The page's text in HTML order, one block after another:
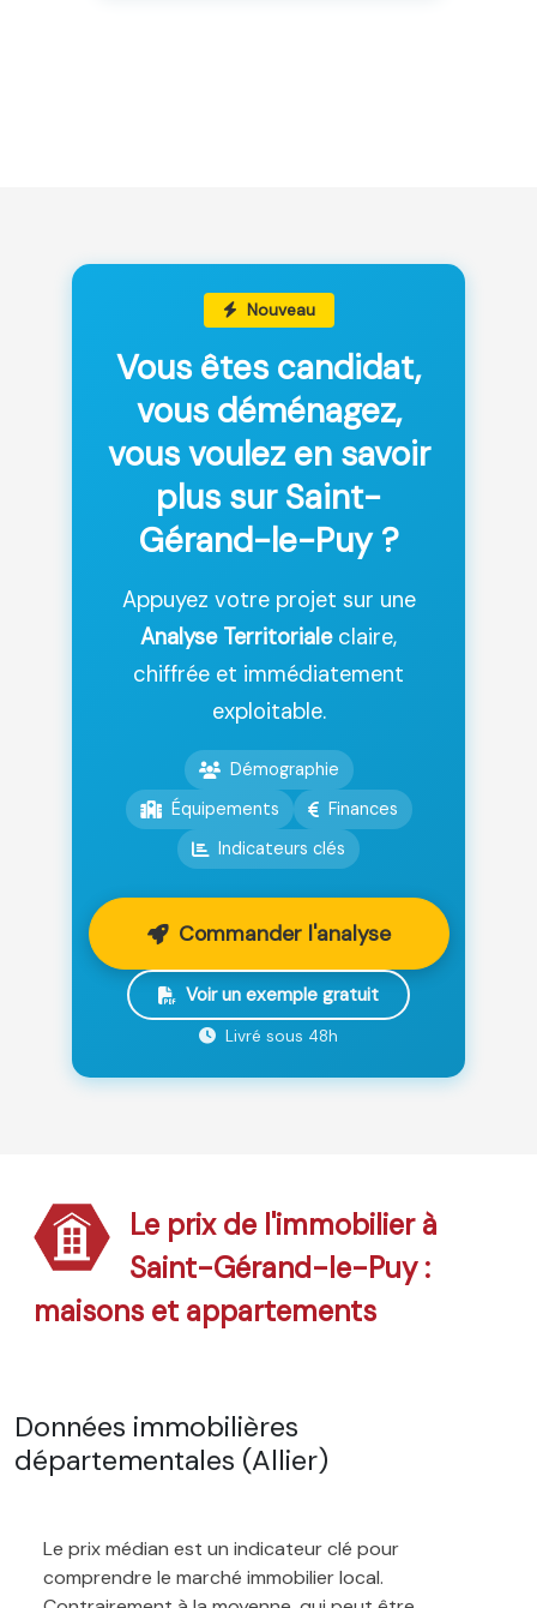
Nouveau
Vous êtes candidat,
vous déménagez,
vous voulez en savoir
plus sur Saint-
Gérand-le-Puy ?
Appuyez votre projet sur une
Analyse Territorialeclaire,
chiffrée et immédiatement
exploitable.
Démographie
Équipements
Finances
Indicateurs clés
Commander l'analyse
Voir un exemple gratuit
Livré sous 48h
Le prix de l'immobilier à
Saint-Gérand-le-Puy :
maisons et appartements
Données immobilières
départementales (Allier)
Le prix médian est un indicateur clé pour
comprendre le marché immobilier local.